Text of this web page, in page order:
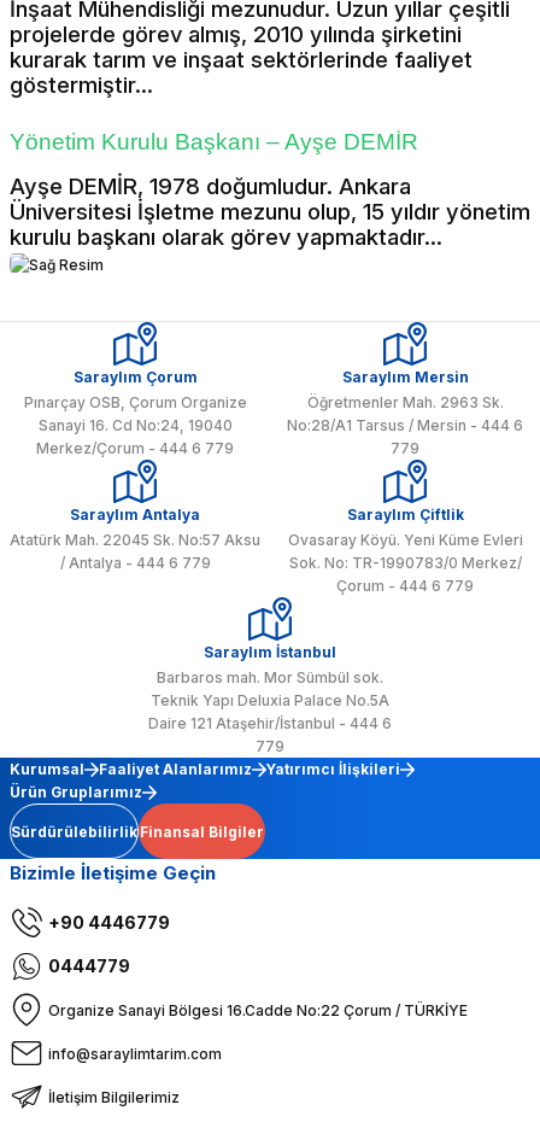
İnşaat Mühendisliği mezunudur. Uzun yıllar çeşitli
projelerde görev almış, 2010 yılında şirketini
kurarak tarım ve inşaat sektörlerinde faaliyet
göstermiştir...
Yönetim Kurulu Başkanı – Ayşe DEMİR
Ayşe DEMİR, 1978 doğumludur. Ankara
Üniversitesi İşletme mezunu olup, 15 yıldır yönetim
kurulu başkanı olarak görev yapmaktadır...
Saraylım Çorum
Pınarçay OSB, Çorum Organize
Sanayi 16. Cd No:24, 19040
Merkez/Çorum - 444 6 779
Saraylım Mersin
Öğretmenler Mah. 2963 Sk.
No:28/A1 Tarsus / Mersin - 444 6
779
Saraylım Antalya
Atatürk Mah. 22045 Sk. No:57 Aksu
/ Antalya - 444 6 779
Saraylım Çiftlik
Ovasaray Köyü. Yeni Küme Evleri
Sok. No: TR-1990783/0 Merkez/
Çorum - 444 6 779
Saraylım İstanbul
Barbaros mah. Mor Sümbül sok.
Teknik Yapı Deluxia Palace No.5A
Daire 121 Ataşehir/İstanbul - 444 6
779
Kurumsal
Faaliyet Alanlarımız
Yatırımcı İlişkileri
Ürün Gruplarımız
Sürdürülebilirlik Finansal Bilgiler
Bizimle İletişime Geçin
+90 4446779
0444779
Organize Sanayi Bölgesi 16.Cadde No:22 Çorum / TÜRKİYE
info@saraylimtarim.com
İletişim Bilgilerimiz